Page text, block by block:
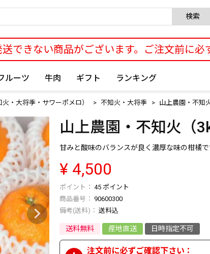
検索
できない商品がございます。ご注文前に必
ルーツ 牛肉 ギフト ランキング
・大将季・サワーポメロ） 不知火・大将季 山上農園・不知
山上農園・不知火（
甘みと酸味のバランスが良く濃厚な味の柑橘で
¥ 4,500
45 ポイント
商品番号
90600300
送料込
送料無料 産地直送 日時指定不可